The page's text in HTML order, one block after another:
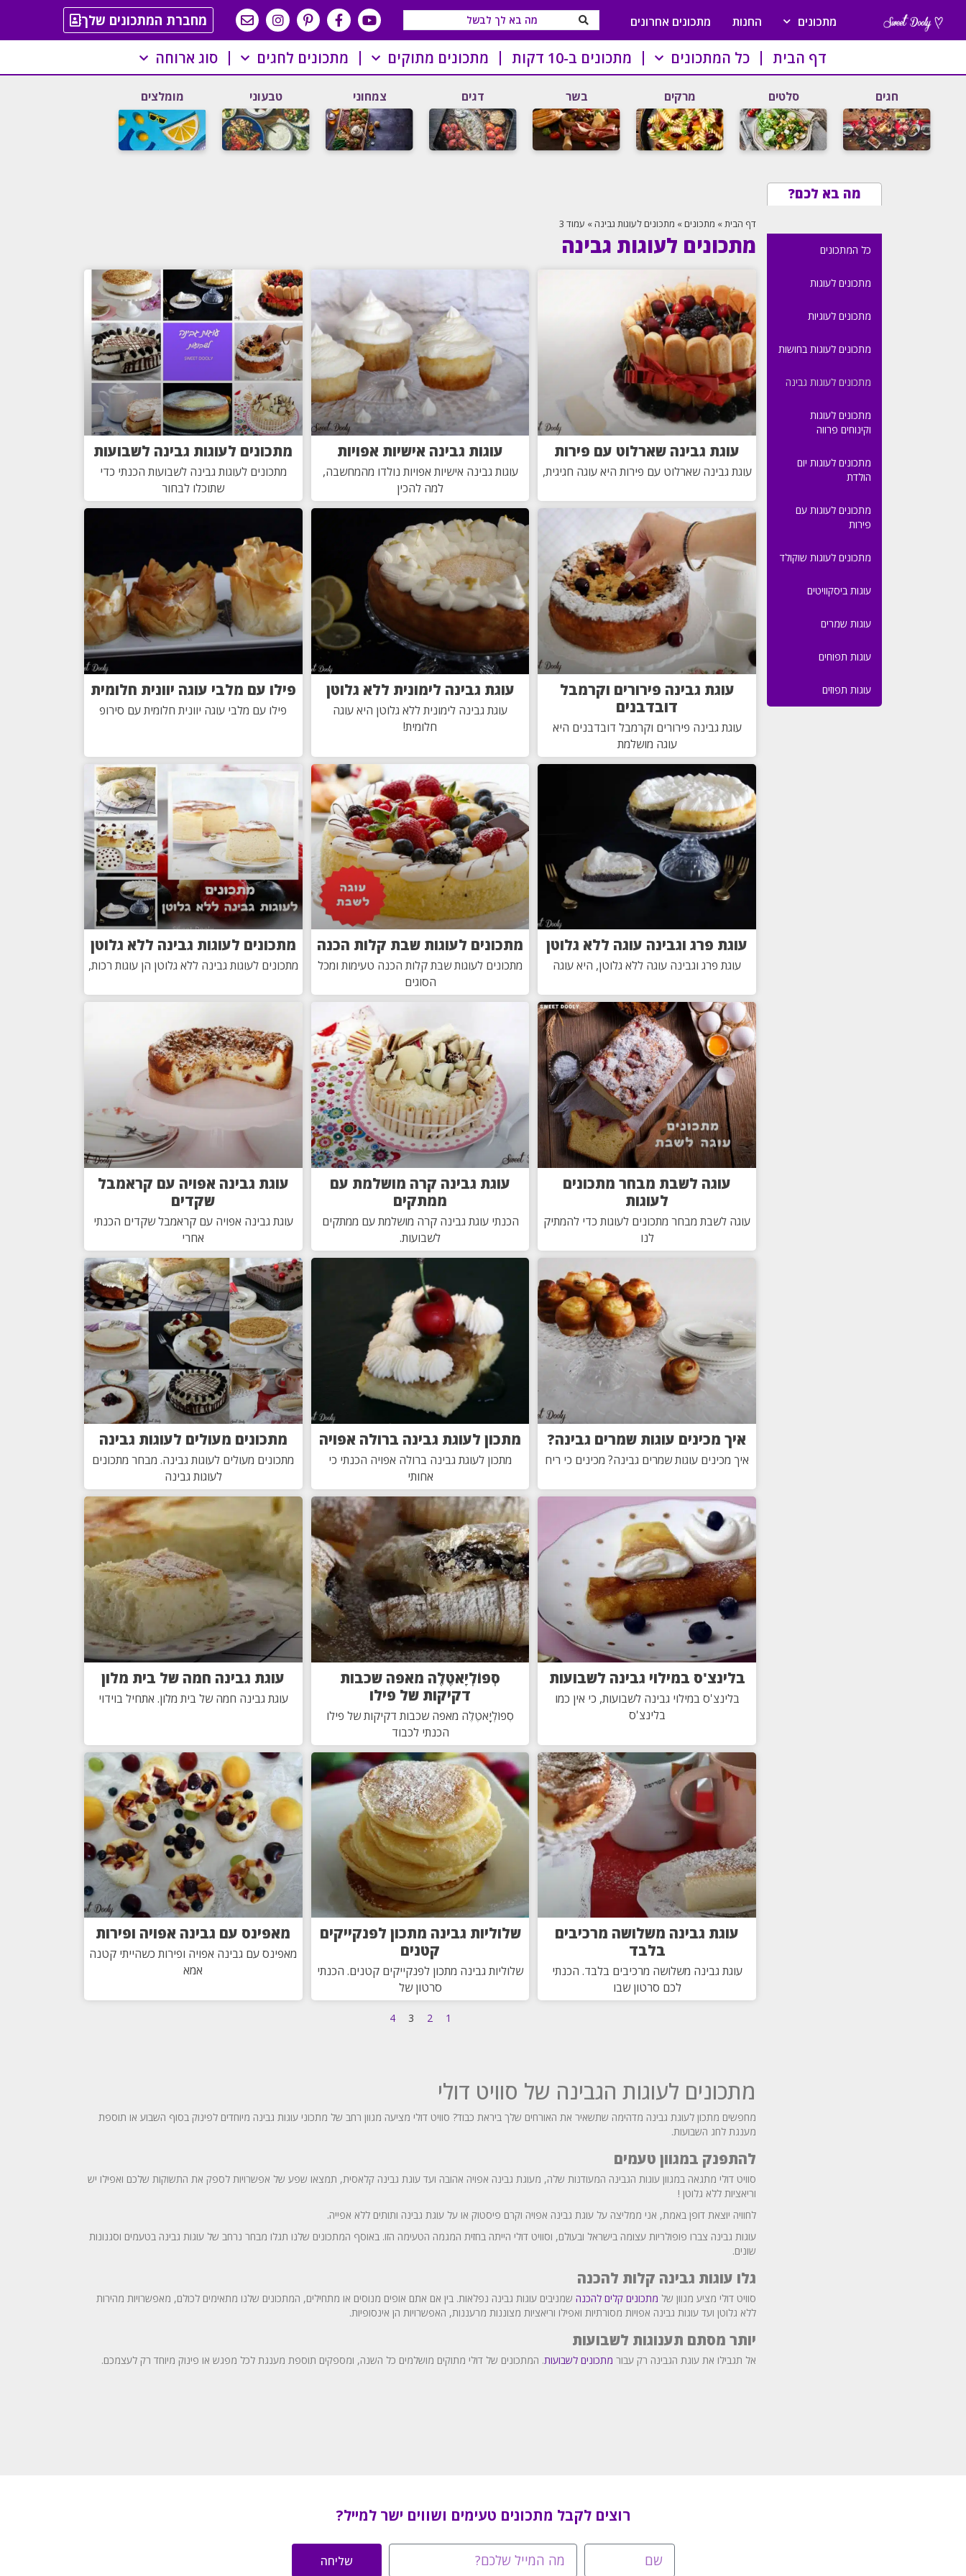
מתכונים החנות מתכונים אחרונים מחברת המתכונים שלך
דף הבית כל המתכונים מתכונים ב-10 דקות מתכונים מתוקים מתכונים לחגים סוג ארוחה
חגים סלטים מרקים בשר דגים צמחוני טבעוני מומלצים
מה בא לכם?
כל המתכונים
מתכונים לעוגות
מתכונים לעוגיות
מתכונים לעוגות בחושות
מתכונים לעוגות גבינה
מתכונים לעוגות
וקינוחים פרווה
מתכונים לעוגות יום
הולדת
מתכונים לעוגות עם
פירות
מתכונים לעוגות שוקולד
עוגות ביסקוויטים
עוגות שמרים
עוגות תפוחים
עוגות תפוזים
דף הבית» מתכונים» מתכונים לעוגות גבינה» עמוד 3
מתכונים לעוגות גבינה
עוגת גבינה שארלוט עם פירות
עוגת גבינה שארלוט עם פירות היא עוגה חגיגית,
עוגות גבינה אישיות אפויות
עוגות גבינה אישיות אפויות נולדו מהמחשבה,
למה להכין
מתכונים לעוגות גבינה לשבועות
מתכונים לעוגות גבינה לשבועות הכנתי כדי
שתוכלו לבחור
עוגת גבינה פירורים וקרמבל
דובדבנים
עוגת גבינה פירורים וקרמבל דובדבנים היא
עוגה מושלמת
עוגת גבינה לימונית ללא גלוטן
עוגת גבינה לימונית ללא גלוטן היא עוגה
חלומית!
פילו עם מלבי עוגה יוונית חלומית
פילו עם מלבי עוגה יוונית חלומית עם סירופ
עוגת פרג וגבינה עוגה ללא גלוטן
עוגת פרג וגבינה עוגה ללא גלוטן, היא עוגה
מתכונים לעוגות שבת קלות הכנה
מתכונים לעוגות שבת קלות הכנה טעימות ומכל
הסוגים
מתכונים לעוגות גבינה ללא גלוטן
מתכונים לעוגות גבינה ללא גלוטן הן עוגות רכות,
עוגה לשבת מבחר מתכונים
לעוגות
עוגה לשבת מבחר מתכונים לעוגות כדי להמתיק
לנו
עוגת גבינה קרה מושלמת עם
ממתקים
הכנתי עוגת גבינה קרה מושלמת עם ממתקים
לשבועות.
עוגת גבינה אפויה עם קראמבל
שקדים
עוגת גבינה אפויה עם קראמבל שקדים הכנתי
אחרי
איך מכינים עוגות שמרים גבינה?
איך מכינים עוגות שמרים גבינה? מכינים כי ריח
מתכון לעוגת גבינה ברולה אפויה
מתכון לעוגת גבינה ברולה אפויה הכנתי כי
אחותי
מתכונים מעולים לעוגות גבינה
מתכונים מעולים לעוגות גבינה. מבחר מתכונים
לעוגות גבינה
בלינצ'ס במילוי גבינה לשבועות
בלינצ'ס במילוי גבינה לשבועות, כי אין כמו
בלינצ'ס
סְפוֹלְיָאטֶלֶה מאפה שכבות
דקיקות של פילו
סְפוֹלְיָאטֶלֶה מאפה שכבות דקיקות של פילו
הכנתי לכבוד
עוגת גבינה חמה של בית מלון
עוגת גבינה חמה של בית מלון. אתחיל בוידוי
עוגת גבינה משלושה מרכיבים
בלבד
עוגת גבינה משלושה מרכיבים בלבד. הכנתי
לכם סרטון שבו
שלוליות גבינה מתכון לפנקייקים
קטנים
שלוליות גבינה מתכון לפנקייקים קטנים. הכנתי
סרטון של
מאפינס עם גבינה אפויה ופירות
מאפינס עם גבינה אפויה ופירות כשהייתי קטנה
אמא
1
2
3
4
מתכונים לעוגות הגבינה של סוויט דולי
מחפשים מתכון לעוגת גבינה מדהימה שתשאיר את האורחים שלך ביראת כבוד? סוויט דולי מציעה מגוון רחב של מתכוני עוגות גבינה מיוחדים לפינוק בסוף השבוע או תוספת
מענגת לחג השבועות.
להתפנק במגוון טעמים
סוויט דולי מתגאה במגוון עוגות הגבינה המעודנות שלה, מעוגת גבינה אפויה אהובה ועד עוגת גבינה קלאסית, תמצאו שפע של אפשרויות לספק את התשוקות שלכם ואפילו יש
וריאציות ללא גלוטן !
לחוויה יוצאת דופן באמת, אני ממליצה על עוגת גבינה אפויה וקרם פיסטוק או על עוגת גבינה ותותים ללא אפייה.
עוגות גבינה צברו פופולריות עצומה בישראל ובעולם, וסוויט דולי הייתה בחזית המגמה הטעימה הזו. באוסף המתכונים שלנו תגלו מבחר נרחב של עוגות גבינה בטעמים וסגנונות
שונים.
גלו עוגות גבינה קלות להכנה
סוויט דולי מציע מגוון של מתכונים קלים להכנה שמניבים עוגות גבינה נפלאות. בין אם אתם אופים מנוסים או מתחילים, המתכונים שלנו מתאימים לכולם, מאפשרויות מהירות
ללא גלוטן ועד עוגות גבינה אפויות מסורתיות ואפילו וריאציות מצוננות מרעננות, האפשרויות הן אינסופיות.
יותר מסתם תענוגות לשבועות
אל תגבילו את עוגת הגבינה רק עבור מתכונים לשבועות. המתכונים של דולי מתוקים מושלמים כל השנה, ומספקים תוספת מענגת לכל מפגש או פינוק מיוחד רק לעצמכם.
רוצים לקבל מתכונים טעימים ושווים ישר למייל?
שליחה